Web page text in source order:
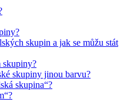
skupin a jak se můžu stát
skupiny?
skupiny jinou barvu?
skupina“?